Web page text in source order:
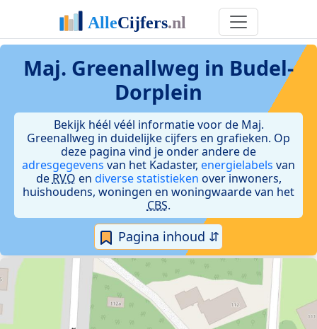
Maj. Greenallweg in Budel-
Dorplein
Bekijk héél véél informatie voor de Maj.
Greenallweg in duidelijke cijfers en grafieken. Op
deze pagina vind je onder andere de
adresgegevens van het Kadaster, energielabels van
de RVO en diverse statistieken over inwoners,
huishoudens, woningen en woningwaarde van het
CBS.
Pagina inhoud ⇵